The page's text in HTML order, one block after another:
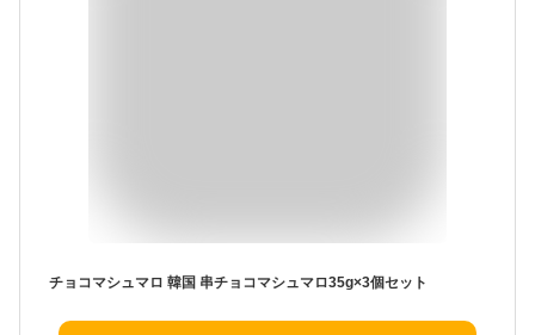
チョコマシュマロ 韓国 串チョコマシュマロ35g×3個セット